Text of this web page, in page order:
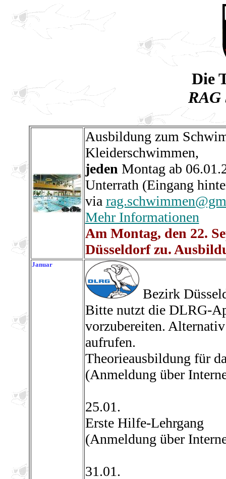
Die
RAG
Ausbildung zum
Kleiderschwimmen,
jeden Montag ab
Unterrath (Eingang
via
Mehr Informationen
Am Montag, den 22.
Düsseldorf zu.
Januar
Bezirk
Bitte nutzt die DLRG-
vorzubereiten.
aufrufen.
Theorieausbildung für
(Anmeldung über
25.01.
Erste Hilfe-Lehrgang
(Anmeldung über
31.01.